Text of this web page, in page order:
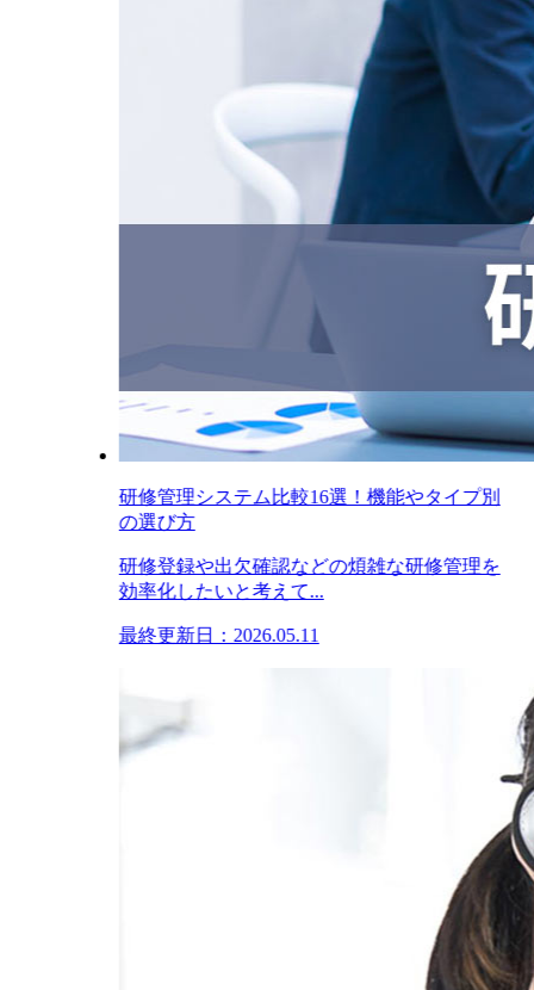
研修管理システム比較16選！機能やタイプ別
の選び方
研修登録や出欠確認などの煩雑な研修管理を
効率化したいと考えて...
最終更新日：2026.05.11